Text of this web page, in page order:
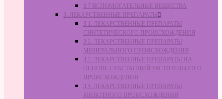
2.7 ВСПОМОГАТЕЛЬНЫЕ ВЕЩЕСТВА
3. ЛЕКАРСТВЕННЫЕ ПРЕПАРАТЫ
3.1. ЛЕКАРСТВЕННЫЕ ПРЕПАРАТЫ
СИНТЕТИЧЕСКОГО ПРОИСХОЖДЕНИЯ
3.2. ЛЕКАРСТВЕННЫЕ ПРЕПАРАТЫ
МИНЕРАЛЬНОГО ПРОИСХОЖДЕНИЯ
3.3. ЛЕКАРСТВЕННЫЕ ПРЕПАРАТЫ НА
ОСНОВЕ СУБСТАНЦИЙ РАСТИТЕЛЬНОГО
ПРОИСХОЖДЕНИЯ
3.4. ЛЕКАРСТВЕННЫЕ ПРЕПАРАТЫ
ЖИВОТНОГО ПРОИСХОЖДЕНИЯ